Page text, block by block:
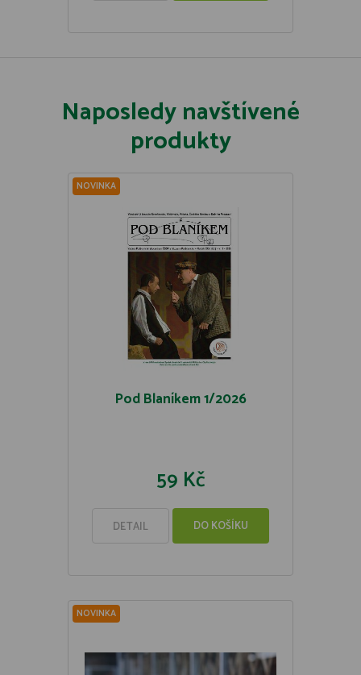
Naposledy navštívené
produkty
NOVINKA
Pod Blaníkem 1/2026
59 Kč
DETAIL DO KOŠÍKU
NOVINKA